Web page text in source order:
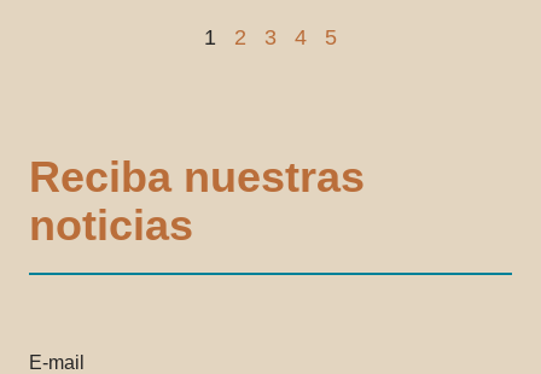
1 2 3 4 5
Reciba nuestras
noticias
E-mail